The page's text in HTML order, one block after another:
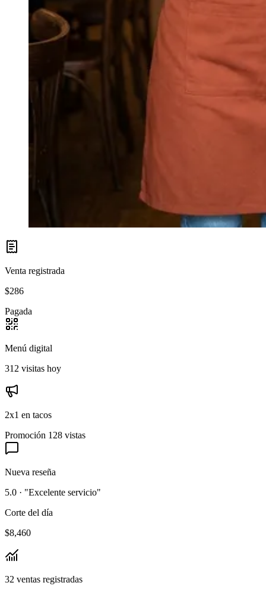
Venta registrada
$286
Pagada
Menú digital
312 visitas hoy
2x1 en tacos
Promoción 128 vistas
Nueva reseña
5.0 · "Excelente servicio"
Corte del día
$8,460
32 ventas registradas